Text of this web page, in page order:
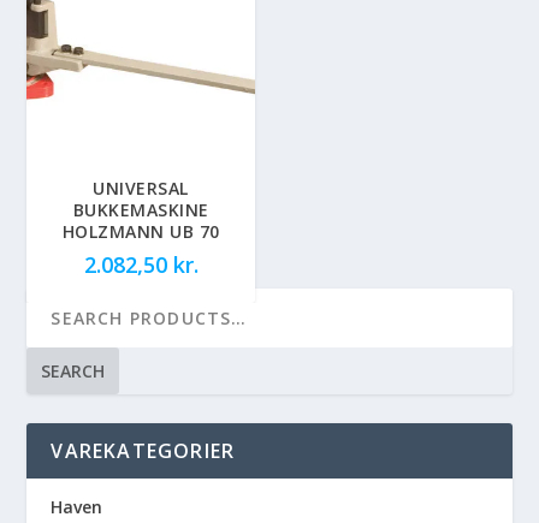
UNIVERSAL
BUKKEMASKINE
HOLZMANN UB 70
2.082,50 kr.
SEARCH
VAREKATEGORIER
Haven